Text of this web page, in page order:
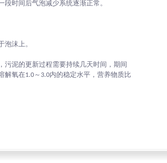
时间后气泡减少系统逐渐正常。
泡沫上。
污泥的更新过程需要持续几天时间，期间
氧在1.0～3.0内的稳定水平，营养物质比